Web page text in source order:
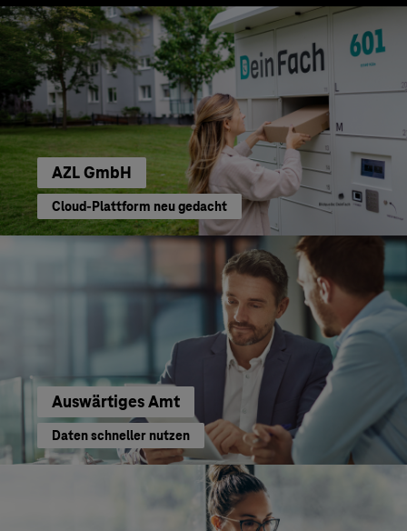
AZL GmbH
Cloud-Plattform neu gedacht
Auswärtiges Amt
Daten schneller nutzen